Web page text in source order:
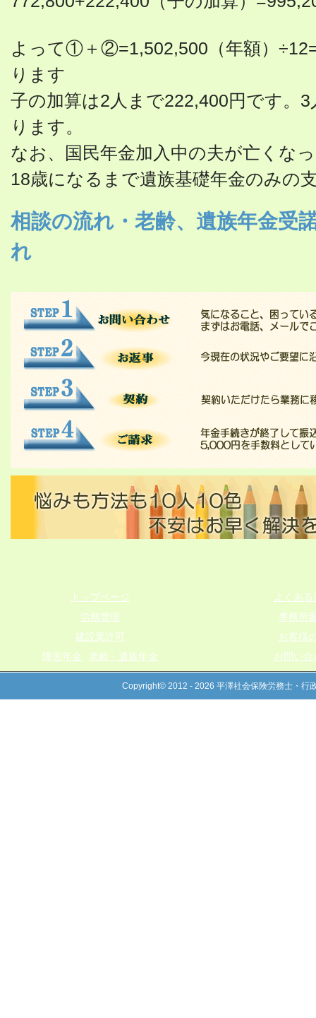
よって①＋②=1,502,500（年額）
ります
子の加算は2人まで222,400円です。
ります。
なお、国民年金加入中の夫が亡くな
18歳になるまで遺族基礎年金のみの
相談の流れ・老齢、遺族年金受
れ
トップページ
労務管理
建設業許可
障害年金
老齢・遺族年金
よくある
事務所
お客様
お問い合
Copyright© 2012 - 2026 平澤社会保険労務士・行